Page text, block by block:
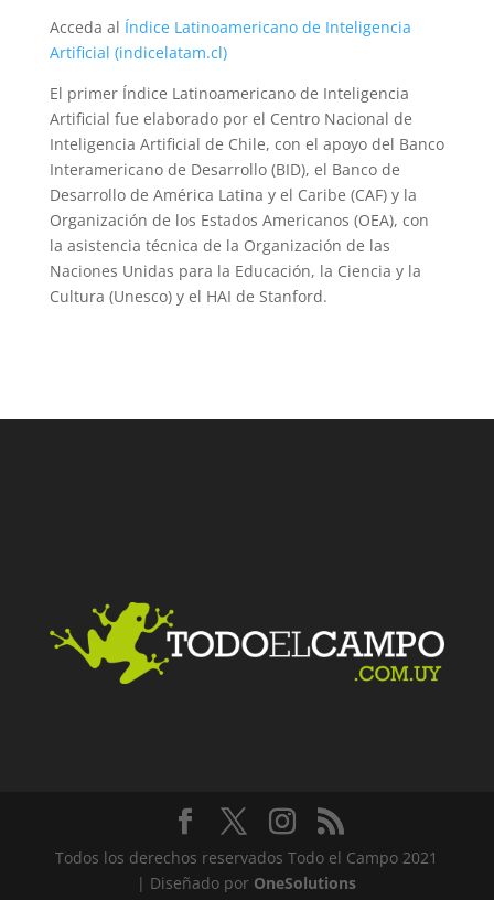
Acceda al Índice Latinoamericano de Inteligencia
Artificial (indicelatam.cl)
El primer Índice Latinoamericano de Inteligencia
Artificial fue elaborado por el Centro Nacional de
Inteligencia Artificial de Chile, con el apoyo del Banco
Interamericano de Desarrollo (BID), el Banco de
Desarrollo de América Latina y el Caribe (CAF) y la
Organización de los Estados Americanos (OEA), con
la asistencia técnica de la Organización de las
Naciones Unidas para la Educación, la Ciencia y la
Cultura (Unesco) y el HAI de Stanford.
Todos los derechos reservados Todo el Campo 2021
| Diseñado por OneSolutions